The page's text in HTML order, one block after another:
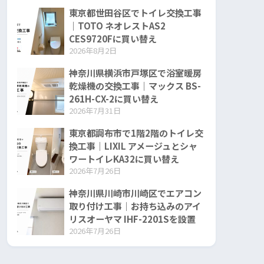
東京都世田谷区でトイレ交換工事
｜TOTO ネオレストAS2
CES9720Fに買い替え
2026年8月2日
神奈川県横浜市戸塚区で浴室暖房
乾燥機の交換工事｜マックス BS-
261H-CX-2に買い替え
2026年7月31日
東京都調布市で1階2階のトイレ交
換工事｜LIXIL アメージュとシャ
ワートイレKA32に買い替え
2026年7月26日
神奈川県川崎市川崎区でエアコン
取り付け工事｜お持ち込みのアイ
リスオーヤマ IHF-2201Sを設置
2026年7月26日